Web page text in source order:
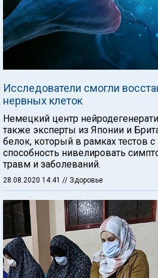
Исследователи смогли
нервных клеток
Немецкий центр
также эксперты из Японии и
белок, который в рамках
способность нивелировать
травм и заболеваний.
28.08.2020 14:41 // Здоровье